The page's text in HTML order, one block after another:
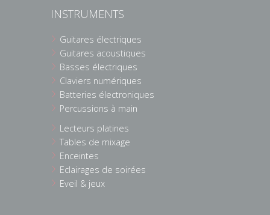
INSTRUMENTS
Guitares électriques
Guitares acoustiques
Basses électriques
Claviers numériques
Batteries électroniques
Percussions à main
Lecteurs platines
Tables de mixage
Enceintes
Eclairages de soirées
Eveil & jeux